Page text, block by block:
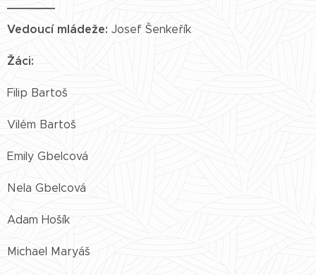
Vedoucí mládeže: Josef Šenkeřík
Žáci:
Filip Bartoš
Vilém Bartoš
Emily Gbelcová
Nela Gbelcová
Adam Hošík
Michael Maryáš